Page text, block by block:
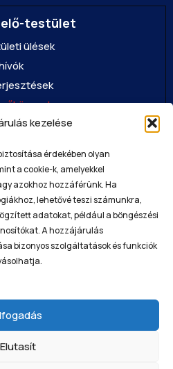
kezelése
érdekében olyan
a cookie-k, amelyekkel
azokhoz hozzáférünk. Ha
lehetővé teszi számunkra,
adatokat, például a böngészési
A hozzájárulás
bizonyos szolgáltatások és funkciók
Elutasít
47 513 240
Iratkezelési iroda
iroda
kommunális iroda
Kabinet Iroda
testület
ülések
ülések